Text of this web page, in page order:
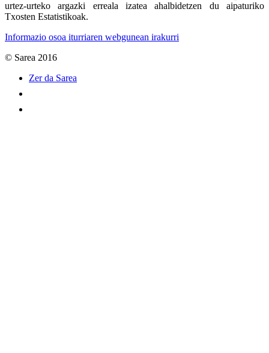
urtez-urteko argazki erreala izatea ahalbidetzen du aipaturiko
Txosten Estatistikoak.
Informazio osoa iturriaren webgunean irakurri
© Sarea 2016
Zer da Sarea